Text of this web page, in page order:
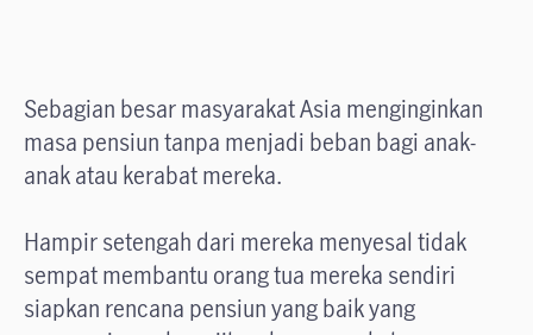
Sebagian besar masyarakat Asia menginginkan
masa pensiun tanpa menjadi beban bagi anak-
anak atau kerabat mereka.
Hampir setengah dari mereka menyesal tidak
sempat membantu orang tua mereka sendiri
siapkan rencana pensiun yang baik yang